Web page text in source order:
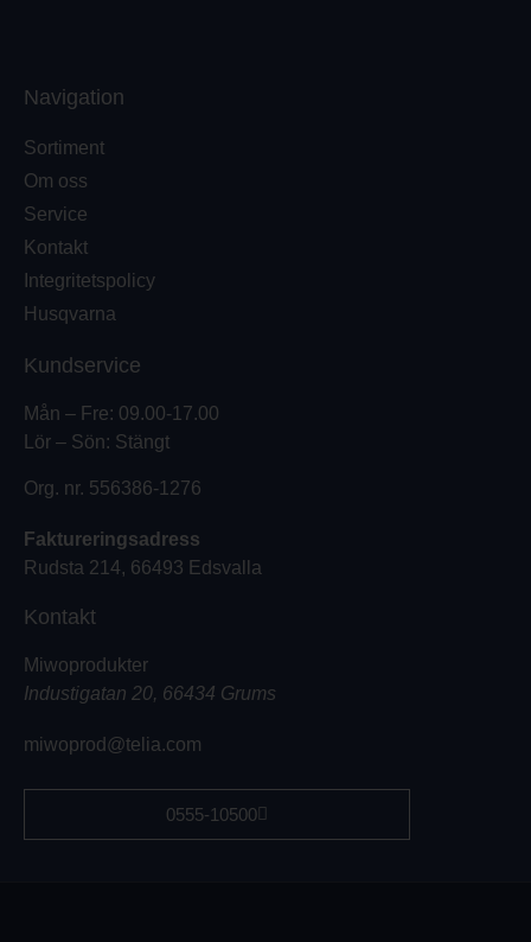
Navigation
Sortiment
Om oss
Service
Kontakt
Integritetspolicy
Husqvarna
Kundservice
Mån – Fre: 09.00-17.00
Lör – Sön: Stängt
Org. nr. 556386-1276
Faktureringsadress
Rudsta 214, 66493 Edsvalla
Kontakt
Miwoprodukter
Industigatan 20, 66434 Grums
miwoprod@telia.com
0555-10500